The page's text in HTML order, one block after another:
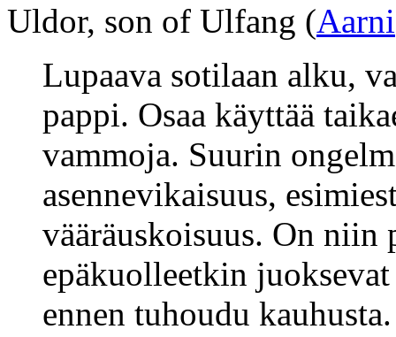
Uldor, son of Ulfang (Aarni
Lupaava sotilaan alku,
pappi. Osaa käyttää
vammoja. Suurin
asennevikaisuus,
vääräuskoisuus. On niin
epäkuolleetkin
ennen tuhoudu kauhusta.